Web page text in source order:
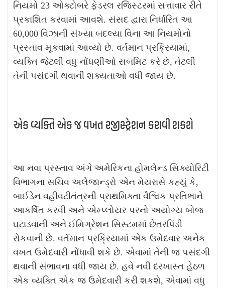
નિયમો 23 ઓક્ટોબરે ફેડરલ રજિસ્ટરમાં સત્તાવાર રીતે
પ્રકાશિત કરવામાં આવશે. સંસદ દ્વારા નિર્ધારિત આ
60,000 વિઝાની સંખ્યા બદલ્યા વિના આ નિયમોનો
પ્રસ્તાવ મૂકવામાં આવ્યો છે. વર્તમાન પ્રક્રિયામાં,
વ્યક્તિ જેટલી વધુ નોંધણીઓ સબમિટ કરે છે, તેટલી
તેની પસંદગી થવાની શક્યતાઓ વધી જાય છે.
એક વ્યક્તિ એક જ વખત રજીસ્ટ્રેશન કરાવી શકશે
આ નવા પ્રસ્તાવ અંગે અમેરિકના હોમલેન્ડ સિક્યોરિટી
વિભાગના સચિવ અલેજાન્ડ્રો એન મેયરાસે કહ્યું કે,
બાઈડેન વહીવટીતંત્રની પ્રાથમિક્તા વૈશ્વિક પ્રતિભાને
આકર્ષિત કરવી અને એમ્પ્લોયર પરનો અયોગ્ય બોજ
ઘટાડવાની અને ઈમિગ્રેશન સિસ્ટમમાં છેતરપિંડી
રોકવાની છે. વર્તમાન પ્રક્રિયામાં એક ઉમેદવાર અનેક
વખત ઉમેદવારી નોંધાવી શકે છે. એવામાં તેની જ પસંદગી
થવાની સંભાવના વધી જાય છે. હવે નવી દરખાસ્ત હેઠળ
એક વ્યક્તિ એક જ ઉમેદવારી કરી શકશે, એવામાં વધુ